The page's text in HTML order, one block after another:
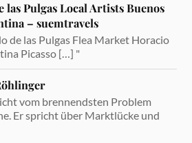
las Pulgas Local Artists Buenos
– suemtravels
de las Pulgas Flea Market Horacio
Picasso […] "
vom brennendsten Problem
Er spricht über Marktlücke und